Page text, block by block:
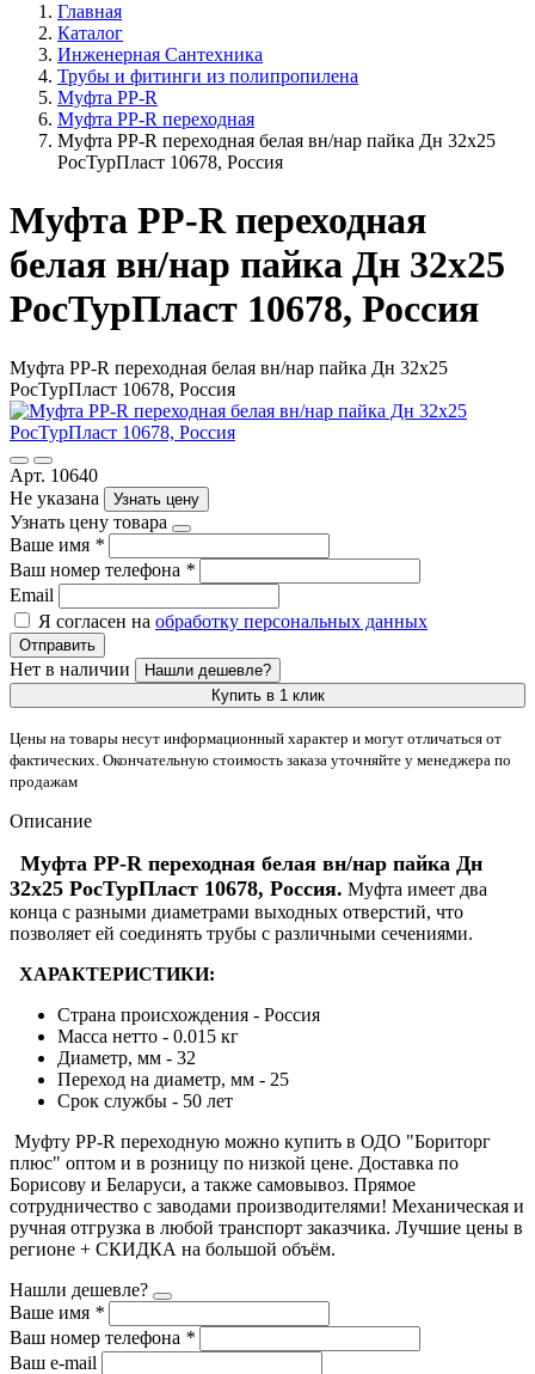
Главная
Каталог
Инженерная Сантехника
Трубы и фитинги из полипропилена
Муфта PP-R
Муфта РР-R переходная
Муфта PP-R переходная белая вн/нар пайка Дн 32х25
РосТурПласт 10678, Россия
Муфта PP-R переходная
белая вн/нар пайка Дн 32х25
РосТурПласт 10678, Россия
Муфта PP-R переходная белая вн/нар пайка Дн 32х25
РосТурПласт 10678, Россия
Арт. 10640
Не указана
Узнать цену
Узнать цену товара
Ваше имя *
Ваш номер телефона *
Email
Я согласен на обработку персональных данных
Отправить
Нет в наличии
Нашли дешевле?
Купить в 1 клик
Цены на товары несут информационный характер и могут отличаться от
фактических. Окончательную стоимость заказа уточняйте у менеджера по
продажам
Описание
Муфта PP-R переходная белая вн/нар пайка Дн
32х25 РосТурПласт 10678, Россия. Муфта имеет два
конца с разными диаметрами выходных отверстий, что
позволяет ей соединять трубы с различными сечениями.
ХАРАКТЕРИСТИКИ:
Страна происхождения - Россия
Масса нетто - 0.015 кг
Диаметр, мм - 32
Переход на диаметр, мм - 25
Срок службы - 50 лет
Муфту PP-R переходную можно купить в ОДО "Бориторг
плюс" оптом и в розницу по низкой цене. Доставка по
Борисову и Беларуси, а также самовывоз. Прямое
сотрудничество с заводами производителями! Механическая и
ручная отгрузка в любой транспорт заказчика. Лучшие цены в
регионе + СКИДКА на большой объём.
Нашли дешевле?
Ваше имя *
Ваш номер телефона *
Ваш e-mail